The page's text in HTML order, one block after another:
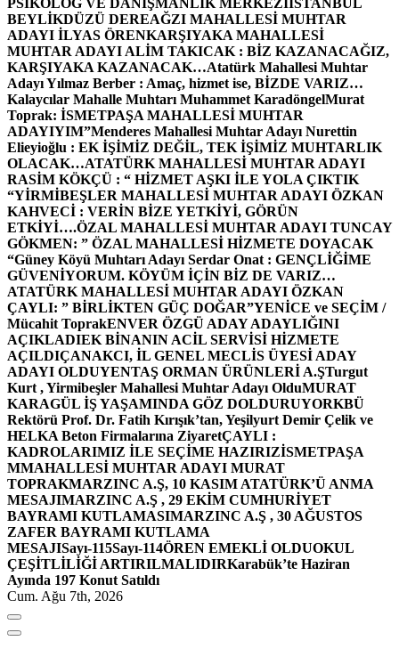
BEYLİKDÜZÜ DEREAĞZI MAHALLESİ MUHTAR
ADAYI İLYAS ÖRENKARŞIYAKA MAHALLESİ
MUHTAR ADAYI ALİM TAKICAK : BİZ KAZANACAĞIZ,
KARŞIYAKA KAZANACAK…Atatürk Mahallesi Muhtar
Adayı Yılmaz Berber : Amaç, hizmet ise, BİZDE VARIZ…
Kalaycılar Mahalle Muhtarı Muhammet KaradöngelMurat
Toprak: İSMETPAŞA MAHALLESİ MUHTAR
ADAYIYIM”Menderes Mahallesi Muhtar Adayı Nurettin
Elieyioğlu : EK İŞİMİZ DEĞİL, TEK İŞİMİZ MUHTARLIK
OLACAK…ATATÜRK MAHALLESİ MUHTAR ADAYI
RASİM KÖKÇÜ : “ HİZMET AŞKI İLE YOLA ÇIKTIK
“YİRMİBEŞLER MAHALLESİ MUHTAR ADAYI ÖZKAN
KAHVECİ : VERİN BİZE YETKİYİ, GÖRÜN
ETKİYİ….ÖZAL MAHALLESİ MUHTAR ADAYI TUNCAY
GÖKMEN: ” ÖZAL MAHALLESİ HİZMETE DOYACAK
“Güney Köyü Muhtarı Adayı Serdar Onat : GENÇLİĞİME
GÜVENİYORUM. KÖYÜM İÇİN BİZ DE VARIZ…
ATATÜRK MAHALLESİ MUHTAR ADAYI ÖZKAN
ÇAYLI: ” BİRLİKTEN GÜÇ DOĞAR”YENİCE ve SEÇİM /
Mücahit ToprakENVER ÖZGÜ ADAY ADAYLIĞINI
AÇIKLADIEK BİNANIN ACİL SERVİSİ HİZMETE
AÇILDIÇANAKCI, İL GENEL MECLİS ÜYESİ ADAY
ADAYI OLDUYENTAŞ ORMAN ÜRÜNLERİ A.ŞTurgut
Kurt , Yirmibeşler Mahallesi Muhtar Adayı OlduMURAT
KARAGÜL İŞ YAŞAMINDA GÖZ DOLDURUYORKBÜ
Rektörü Prof. Dr. Fatih Kırışık’tan, Yeşilyurt Demir Çelik ve
HELKA Beton Firmalarına ZiyaretÇAYLI :
KADROLARIMIZ İLE SEÇİME HAZIRIZİSMETPAŞA
MMAHALLESİ MUHTAR ADAYI MURAT
TOPRAKMARZINC A.Ş, 10 KASIM ATATÜRK’Ü ANMA
MESAJIMARZINC A.Ş , 29 EKİM CUMHURİYET
BAYRAMI KUTLAMASIMARZINC A.Ş , 30 AĞUSTOS
ZAFER BAYRAMI KUTLAMA
MESAJISayı-115Sayı-114ÖREN EMEKLİ OLDUOKUL
ÇEŞİTLİLİĞİ ARTIRILMALIDIRKarabük’te Haziran
Ayında 197 Konut Satıldı
Cum. Ağu 7th, 2026